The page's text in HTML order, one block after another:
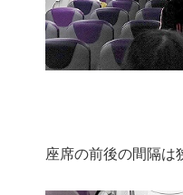
座席の前後の間隔は